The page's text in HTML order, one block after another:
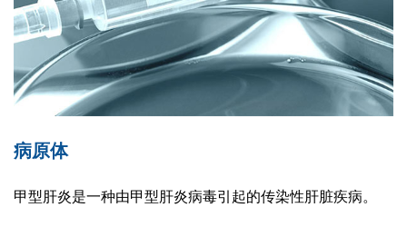
病原体
甲型肝炎是一种由甲型肝炎病毒引起的传染性肝脏疾病。